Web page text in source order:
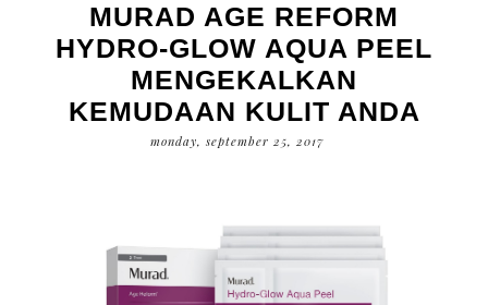
MURAD AGE REFORM
HYDRO-GLOW AQUA PEEL
MENGEKALKAN
KEMUDAAN KULIT ANDA
monday, september 25, 2017